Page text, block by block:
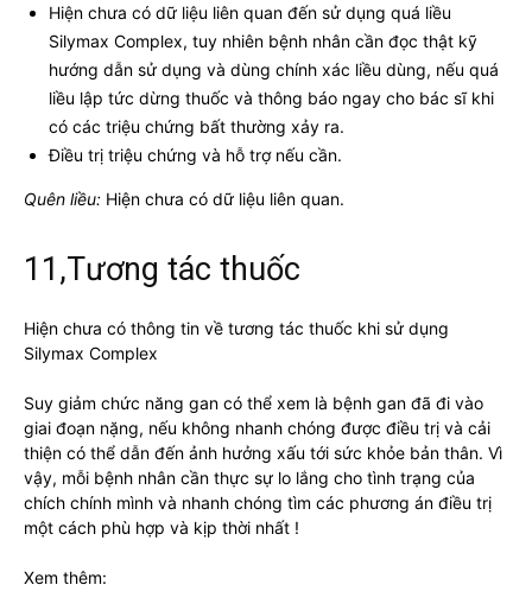
Hiện chưa có dữ liệu liên quan đến sử dụng quá liều
Silymax Complex, tuy nhiên bệnh nhân cần đọc thật kỹ
hướng dẫn sử dụng và dùng chính xác liều dùng, nếu quá
liều lập tức dừng thuốc và thông báo ngay cho bác sĩ khi
có các triệu chứng bất thường xảy ra.
Điều trị triệu chứng và hỗ trợ nếu cần.
Quên liều: Hiện chưa có dữ liệu liên quan.
11,Tương tác thuốc
Hiện chưa có thông tin về tương tác thuốc khi sử dụng
Silymax Complex
Suy giảm chức năng gan có thể xem là bệnh gan đã đi vào
giai đoạn nặng, nếu không nhanh chóng được điều trị và cải
thiện có thể dẫn đến ảnh hưởng xấu tới sức khỏe bản thân. Vì
vậy, mỗi bệnh nhân cần thực sự lo lắng cho tình trạng của
chích chính mình và nhanh chóng tìm các phương án điều trị
một cách phù hợp và kịp thời nhất !
Xem thêm: